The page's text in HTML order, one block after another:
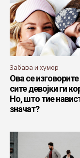
Забава и хумор
Ова се
сите девојки ги
Но, што тие
значат?